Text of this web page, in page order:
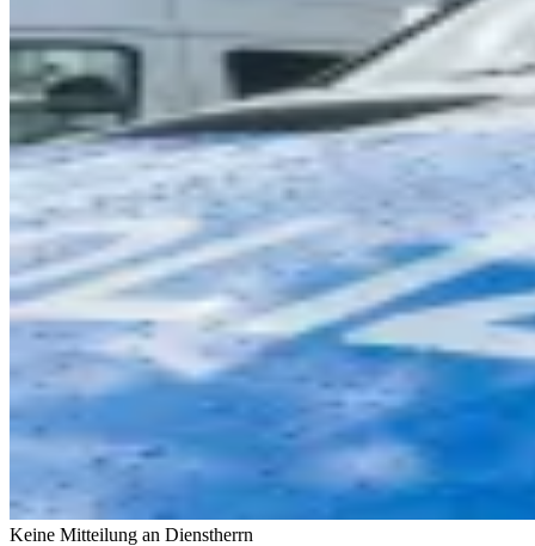
Keine Mitteilung an Dienstherrn